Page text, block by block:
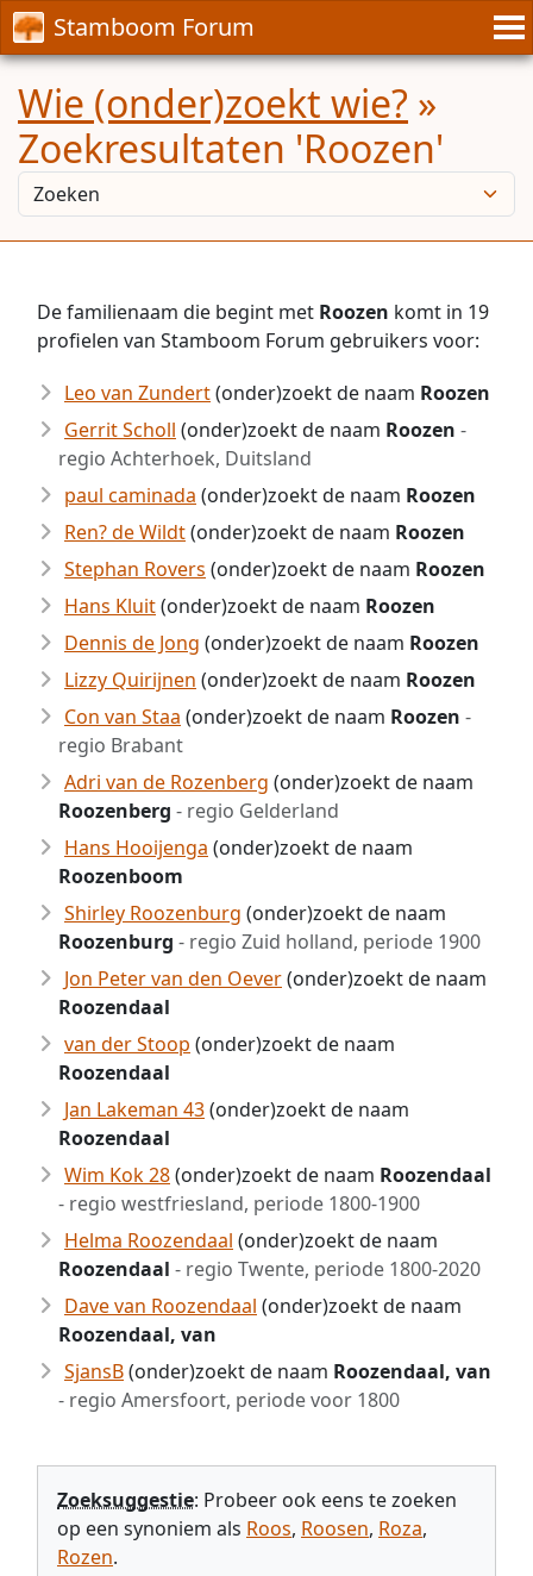
Stamboom Forum
Wie (onder)zoekt wie? »
Zoekresultaten 'Roozen'
De familienaam die begint met Roozen komt in 19
profielen van Stamboom Forum gebruikers voor:
Leo van Zundert(onder)zoekt de naam Roozen
Gerrit Scholl (onder)zoekt de naam Roozen -
regio Achterhoek, Duitsland
paul caminada (onder)zoekt de naam Roozen
Ren? de Wildt(onder)zoekt de naam Roozen
Stephan Rovers (onder)zoekt de naam Roozen
Hans Kluit(onder)zoekt de naam Roozen
Dennis de Jong (onder)zoekt de naam Roozen
Lizzy Quirijnen (onder)zoekt de naam Roozen
Con van Staa (onder)zoekt de naam Roozen -
regio Brabant
Adri van de Rozenberg (onder)zoekt de naam
Roozenberg - regio Gelderland
Hans Hooijenga (onder)zoekt de naam
Roozenboom
Shirley Roozenburg (onder)zoekt de naam
Roozenburg - regio Zuid holland, periode 1900
Jon Peter van den Oever(onder)zoekt de naam
Roozendaal
van der Stoop (onder)zoekt de naam
Roozendaal
Jan Lakeman 43(onder)zoekt de naam
Roozendaal
Wim Kok 28(onder)zoekt de naam Roozendaal
- regio westfriesland, periode 1800-1900
Helma Roozendaal (onder)zoekt de naam
Roozendaal - regio Twente, periode 1800-2020
Dave van Roozendaal (onder)zoekt de naam
Roozendaal, van
SjansB(onder)zoekt de naam Roozendaal, van
- regio Amersfoort, periode voor 1800
Zoeksuggestie: Probeer ook eens te zoeken
op een synoniem als Roos, Roosen, Roza,
Rozen.